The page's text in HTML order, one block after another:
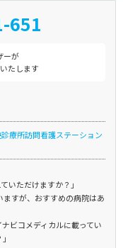
651
ーが
たします
療所訪問看護ステーション
いただけますか？」
すが、おすすめの病院はあ
ビコメディカルに載ってい